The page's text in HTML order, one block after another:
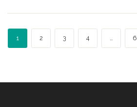
1 2 3 4 6